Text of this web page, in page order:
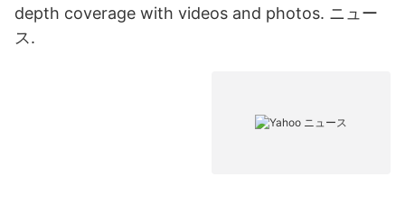
depth coverage with videos and photos. ニュー
ス.